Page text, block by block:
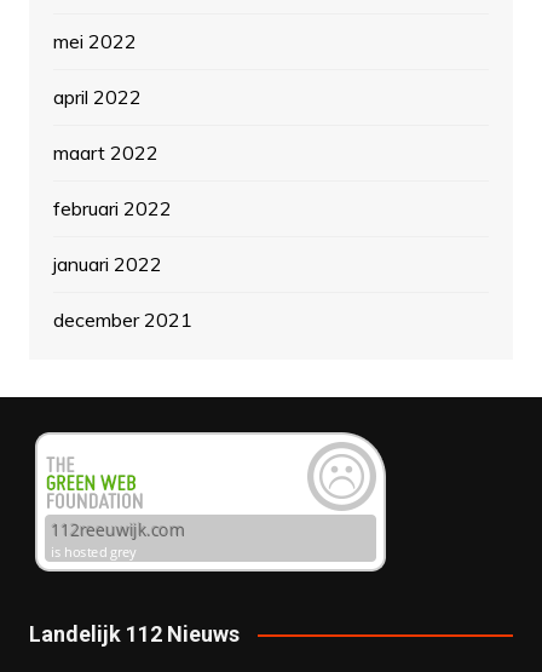
mei 2022
april 2022
maart 2022
februari 2022
januari 2022
december 2021
Landelijk 112 Nieuws